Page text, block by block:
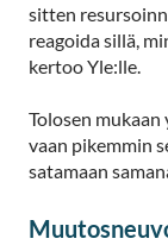
sitten
reagoida sillä,
kertoo Yle:lle.
Tolosen
vaan pikemmin
satamaan